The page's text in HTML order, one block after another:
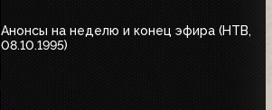
Анонсы на неделю и конец эфира (НТВ,
08.10.1995)